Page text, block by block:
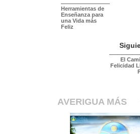
Herramientas de
Enseñanza para
una Vida más
Feliz
El
Felicidad
AVERIGUA MÁS